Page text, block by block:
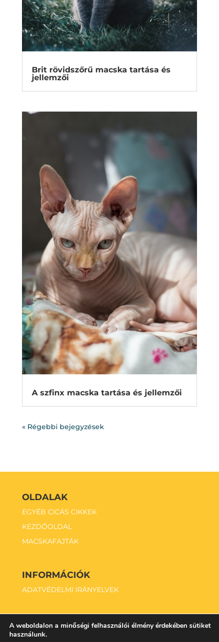
Brit rövidszőrű macska tartása és
jellemzői
A szfinx macska tartása és jellemzői
« Régebbi bejegyzések
OLDALAK
EGYÉB CICÁS CIKKEK
KEZDŐOLDAL
MACSKAFAJTÁK
INFORMÁCIÓK
ADATVÉDELMI IRÁNYELVEK
A weboldalon a minőségi felhasználói élmény érdekében sütiket
használunk.